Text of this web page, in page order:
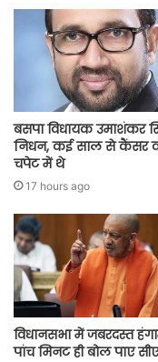
बसपा विधायक उमाशंकर
निधन, कई साल से कैंसर
चपेट में थे
17 hours ago
विधानसभा में जबरदस्त
पांच मिनट ही बोल पाए